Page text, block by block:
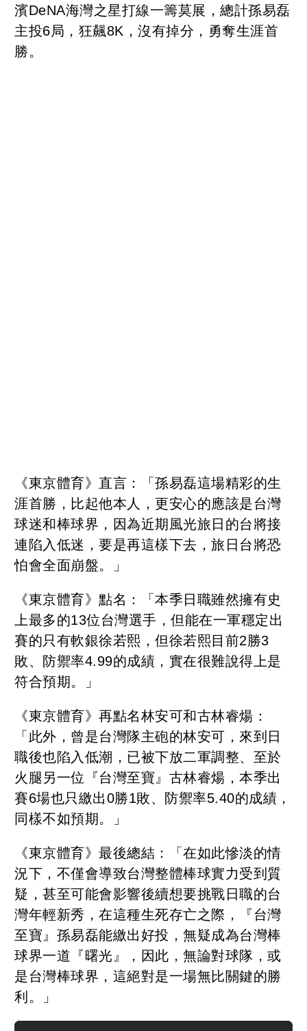
濱DeNA海灣之星打線一籌莫展，總計孫易磊
主投6局，狂飆8K，沒有掉分，勇奪生涯首
勝。
《東京體育》直言：「孫易磊這場精彩的生
涯首勝，比起他本人，更安心的應該是台灣
球迷和棒球界，因為近期風光旅日的台將接
連陷入低迷，要是再這樣下去，旅日台將恐
怕會全面崩盤。」
《東京體育》點名：「本季日職雖然擁有史
上最多的13位台灣選手，但能在一軍穩定出
賽的只有軟銀徐若熙，但徐若熙目前2勝3
敗、防禦率4.99的成績，實在很難說得上是
符合預期。」
《東京體育》再點名林安可和古林睿煬：
「此外，曾是台灣隊主砲的林安可，來到日
職後也陷入低潮，已被下放二軍調整、至於
火腿另一位『台灣至寶』古林睿煬，本季出
賽6場也只繳出0勝1敗、防禦率5.40的成績，
同樣不如預期。」
《東京體育》最後總結：「在如此慘淡的情
況下，不僅會導致台灣整體棒球實力受到質
疑，甚至可能會影響後續想要挑戰日職的台
灣年輕新秀，在這種生死存亡之際，『台灣
至寶』孫易磊能繳出好投，無疑成為台灣棒
球界一道『曙光』，因此，無論對球隊，或
是台灣棒球界，這絕對是一場無比關鍵的勝
利。」